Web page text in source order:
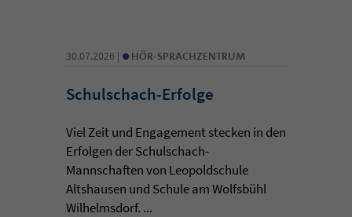
30.07.2026 | • HÖR-SPRACHZENTRUM
Schulschach-Erfolge
Viel Zeit und Engagement stecken in den
Erfolgen der Schulschach-
Mannschaften von Leopoldschule
Altshausen und Schule am Wolfsbühl
Wilhelmsdorf. ...